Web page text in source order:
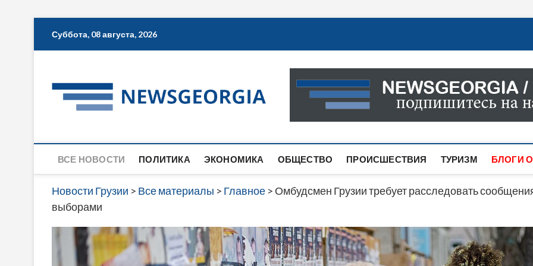
Суббота, 08 августа, 2026
Новости Грузии
САМАЯ АКТУАЛЬНАЯ ИНФОРМАЦИЯ О СОБЫТИЯХ
САЙТЕ ВЫ НАЙДЕТЕ НОВОСТИ ПОЛИТИКИ,
ВСЕ НОВОСТИ ПОЛИТИКА ЭКОНОМИКА ОБЩЕСТВО ПРОИСШЕСТВИЯ ТУРИЗМ БЛОГИ
Новости Грузии > Все материалы > Главное > Омбудсмен Грузии требует расследовать
выборами